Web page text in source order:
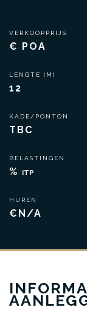
VERKOOPPRIJS
€ POA
LENGTE (M)
12
KADE/PONTON
TBC
BELASTINGEN
% ITP
HUREN
€N/A